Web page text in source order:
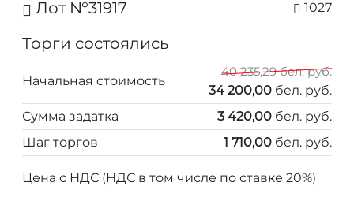
Лот №31917 1027
Торги состоялись
Начальная стоимость
40 235,29 бел. руб.
34 200,00 бел. руб.
Сумма задатка
3 420,00 бел. руб.
Шаг торгов
1 710,00 бел. руб.
Цена с НДС (НДС в том числе по ставке 20%)